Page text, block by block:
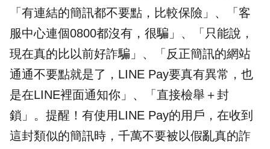
「有連結的簡訊都不要點，比較保險」、「客
服中心連個0800都沒有，很騙」、「只能說，
現在真的比以前好詐騙」、「反正簡訊的網站
通通不要點就是了，LINE Pay要真有異常，也
是在LINE裡面通知你」、「直接檢舉＋封
鎖」。提醒！有使用LINE Pay的用戶，在收到
這封類似的簡訊時，千萬不要被以假亂真的詐